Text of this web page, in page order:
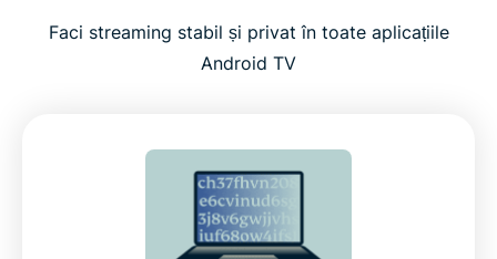
Funcții cheie ale ExpressVPN pentru Android TV
Funcționează pe Android TV Box și alte dispozitive
Faci streaming stabil și privat în toate aplicațiile
Android TV